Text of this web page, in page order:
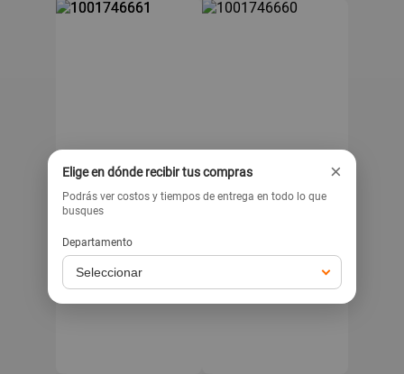
CLASS&WORK
Party CLASS&WORK
s/2.90
-25%
s/ 3.90
Exclusivo para venta web
Animal Frase
Elige en dónde recibir tus compras ×
Podrás ver costos y tiempos de entrega en todo lo que
busques
Departamento